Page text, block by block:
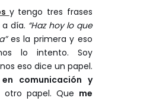
y tengo tres frases
día. “Haz hoy lo que
es la primera y eso
lo intento. Soy
eso dice un papel.
comunicación y
papel. Que me